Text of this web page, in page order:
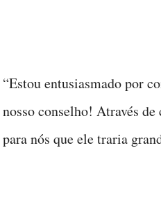
“Estou entusiasmado por
nosso conselho! Através
para nós que ele traria